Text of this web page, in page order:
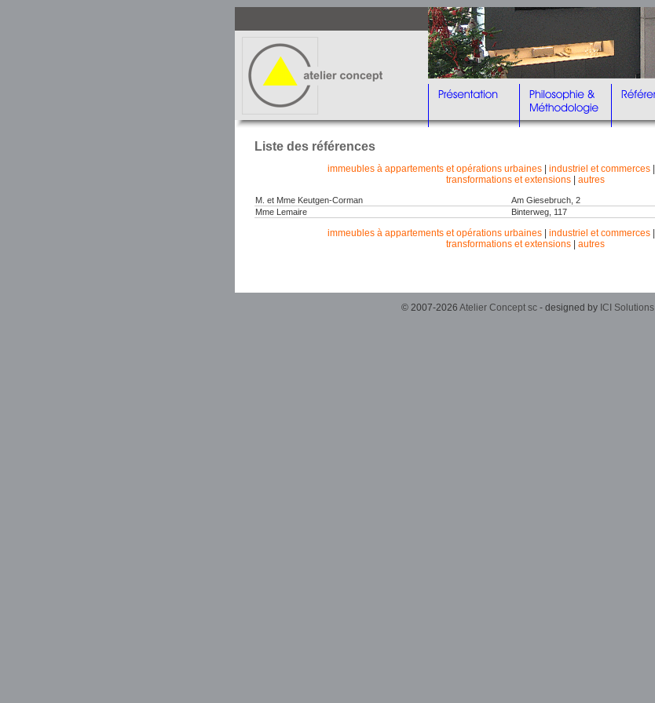
Liste des références
immeubles à appartements et opérations urbaines| industriel et commerces|
transformations et extensions| autres
M. et Mme Keutgen-Corman Am Giesebruch, 2
Mme Lemaire
Binterweg, 117
immeubles à appartements et opérations urbaines| industriel et commerces|
transformations et extensions| autres
© 2007-2026 Atelier Concept sc - designed by ICI Solutions